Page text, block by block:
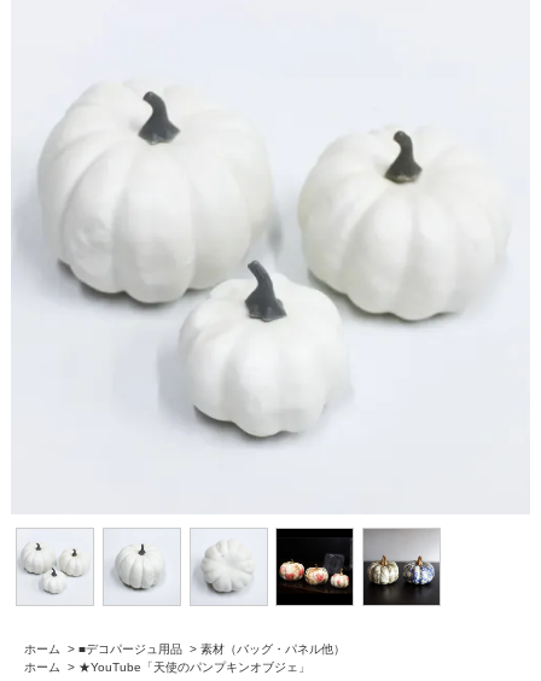
ホーム > ■デコパージュ用品 > 素材（バッグ・パネル他）
ホーム
> ★YouTube「天使のパンプキンオブジェ」